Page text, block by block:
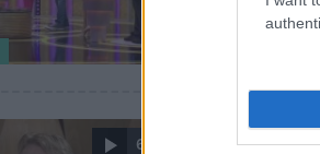
6:19
2022. szeptember